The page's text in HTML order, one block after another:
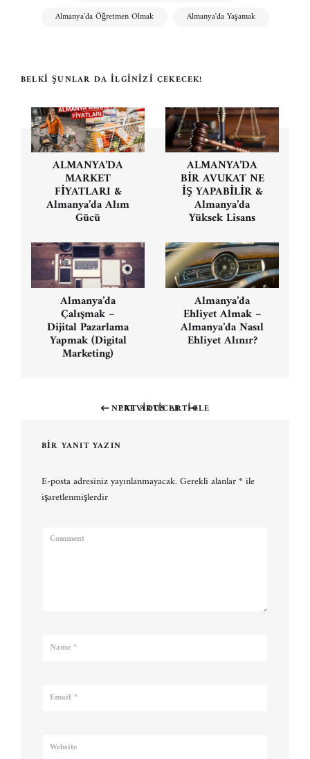
Almanya'da Öğretmen Olmak
Almanya'da Yaşamak
BELKI ŞUNLAR DA İLGINIZI ÇEKECEK!
ALMANYA’DA
MARKET
FİYATLARI &
Almanya’da Alım
Gücü
ALMANYA’DA
BİR AVUKAT NE
İŞ YAPABİLİR &
Almanya’da
Yüksek Lisans
Almanya’da
Çalışmak –
Dijital Pazarlama
Yapmak (Digital
Marketing)
Almanya’da
Ehliyet Almak –
Almanya’da Nasıl
Ehliyet Alınır?
Yazı
gezinmesi
PREVIOUS ARTICLE
post:
NEXT ARTICLE
post:
BIR YANIT YAZIN
E-posta adresiniz yayınlanmayacak. Gerekli alanlar*ile
işaretlenmişlerdir